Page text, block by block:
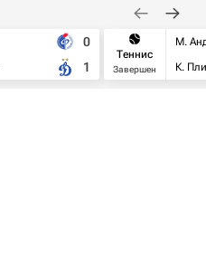
0
1
Теннис
Завершен
М.
К.